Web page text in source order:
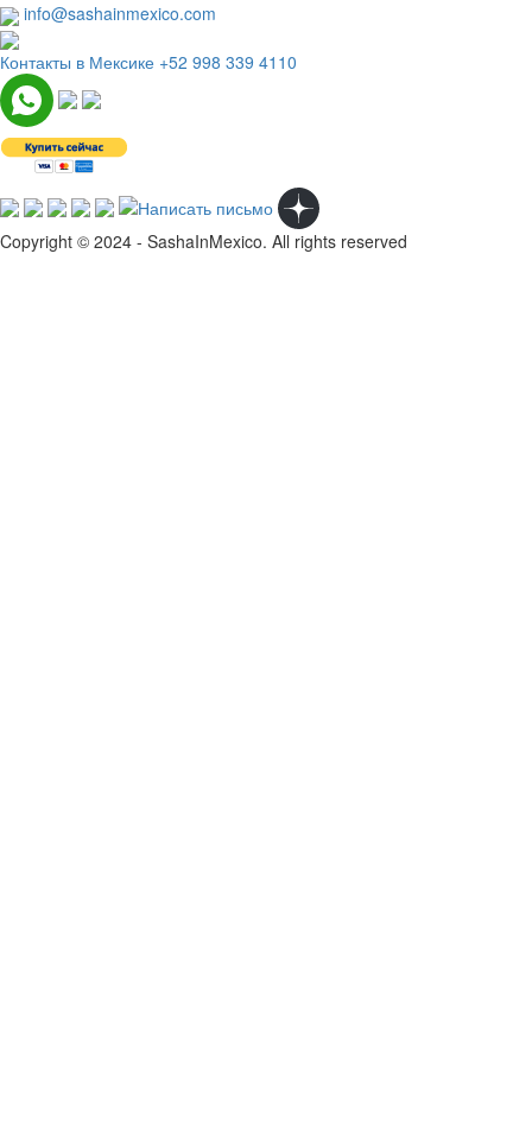
info@sashainmexico.com
Контакты в Мексике +52 998 339 4110
Copyright © 2024 - SashaInMexico. All rights reserved